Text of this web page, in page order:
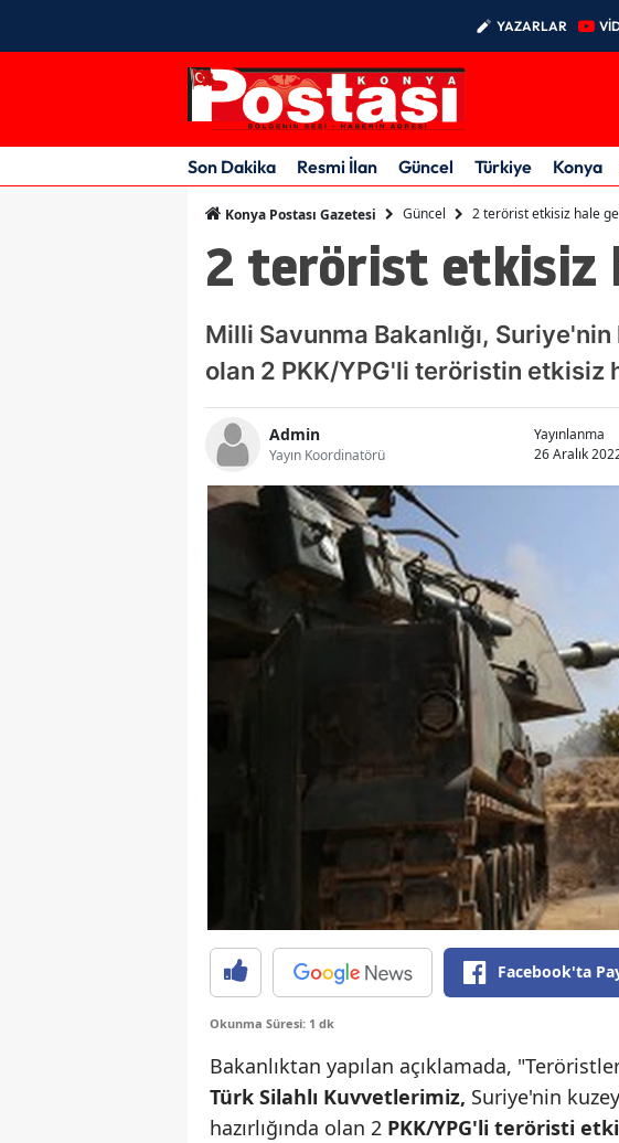
YAZARLAR
Son Dakika Resmi İlan Güncel Türkiye Konya
Konya Postası Gazetesi Güncel 2 terörist etkisiz hale
2 terörist etkisiz
Milli Savunma Bakanlığı, Suriye'nin
olan 2 PKK/YPG'li teröristin
Admin
Yayın Koordinatörü
Yayınlanma
26 Aralık
Facebook'ta
Okunma Süresi: 1 dk
Bakanlıktan yapılan açıklamada,
Türk Silahlı Kuvvetlerimiz, Suriye'nin
hazırlığında olan 2 PKK/YPG'li teröristi